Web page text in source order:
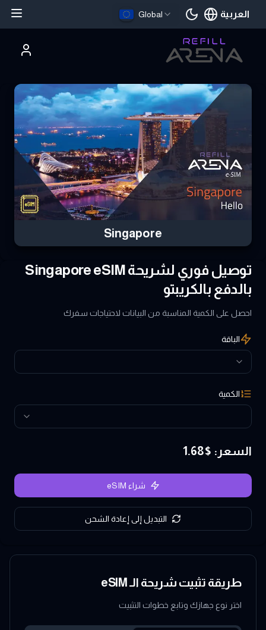
Global العربية
اللغة الحالية
Singapore
توصيل فوري لشريحة Singapore eSIM
بالدفع بالكريبتو
احصل على الكمية المناسبة من البيانات لاحتياجات سفرك
الباقة
الكمية
السعر : $
1.68
شراء eSIM
التبديل إلى إعادة الشحن
طريقة تثبيت شريحة الـ eSIM
اختر نوع جهازك وتابع خطوات التثبيت